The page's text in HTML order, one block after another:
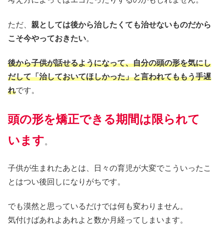
ただ、 親としては後から治したくても治せないものだから
こそ今やっておきたい。
後から子供が話せるようになって、自分の頭の形を気にし
だして「治しておいてほしかった」と言われてももう手遅
れです。
頭の形を矯正できる期間は限られて
います。
子供が生まれたあとは、日々の育児が大変でこういったこ
とはつい後回しになりがちです。
でも漠然と思っているだけでは何も変わりません。
気付けばあれよあれよと数か月経ってしまいます。